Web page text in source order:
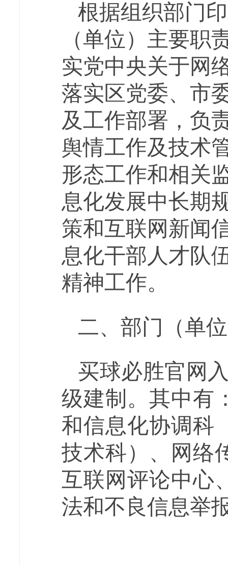
根据组织部门
（单位）主要职
实党中央关于网
落实区党委、市
及工作部署，负
舆情工作及技术
形态工作和相关
息化发展中长期
策和互联网新闻
息化干部人才队
精神工作。
二、部门（单
买球必胜官网
级建制。其中有
和信息化协调科
技术科）、网络
互联网评论中心
法和不良信息举